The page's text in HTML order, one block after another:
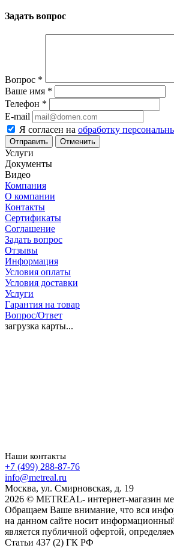
Задать вопрос
Вопрос *
Ваше имя *
Телефон *
E-mail
Я согласен на обработку
Отменить
Услуги
Документы
Видео
Компания
О компании
Контакты
Сертификаты
Соглашение
Задать вопрос
Отзывы
Информация
Условия оплаты
Условия доставки
Услуги
Гарантия на товар
Вопрос/Ответ
загрузка карты...
Наши контакты
+7 (499) 288-87-76
info@metreal.ru
Москва, ул. Смирновская, д. 19
2026 © METREAL- интернет-магазин
Обращаем Ваше внимание, что вся
на данном сайте носит
является публичной офертой,
Статьи 437 (2) ГК РФ